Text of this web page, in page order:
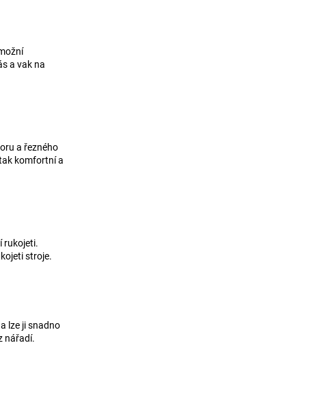
a vak na
a řezného
komfortní a
rukojeti.
stroje.
lze ji snadno
nářadí.